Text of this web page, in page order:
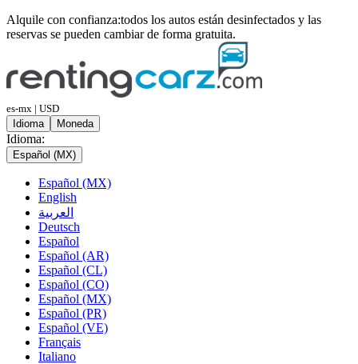
Alquile con confianza:todos los autos están desinfectados y las
reservas se pueden cambiar de forma gratuita.
es-mx | USD
Idioma
Moneda
Idioma:
Español (MX)
Español (MX)
English
العربية
Deutsch
Español
Español (AR)
Español (CL)
Español (CO)
Español (MX)
Español (PR)
Español (VE)
Français
Italiano